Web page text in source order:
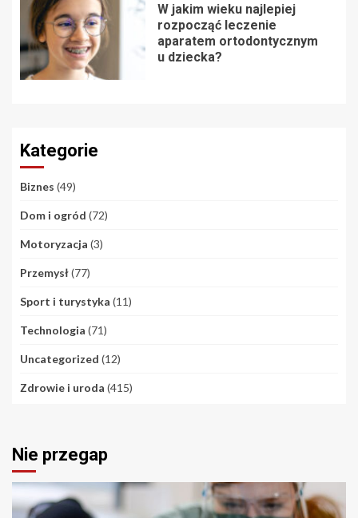
W jakim wieku najlepiej
rozpocząć leczenie
aparatem ortodontycznym
u dziecka?
Kategorie
Biznes (49)
Dom i ogród (72)
Motoryzacja (3)
Przemysł(77)
Sport i turystyka (11)
Technologia (71)
Uncategorized (12)
Zdrowie i uroda (415)
Nie przegap